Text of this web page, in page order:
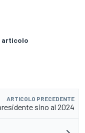
articolo
ARTICOLO PRECEDENTE
sino al 2024